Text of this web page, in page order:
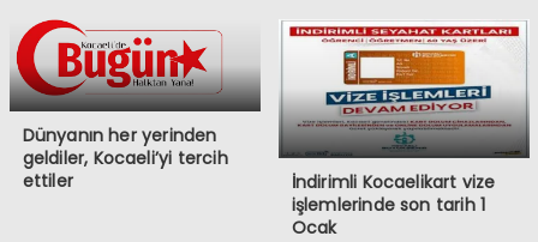
Dünyanın her yerinden
geldiler, Kocaeli’yi tercih
ettiler
İndirimli Kocaelikart vize
işlemlerinde son tarih 1
Ocak